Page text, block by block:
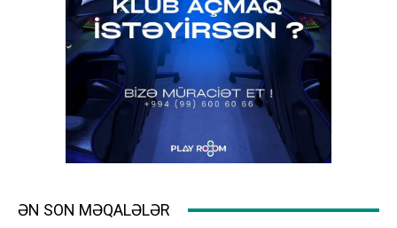
ƏN SON MƏQALƏLƏR